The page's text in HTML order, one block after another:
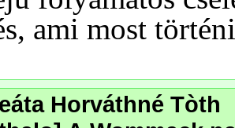
Horváthné Tòth